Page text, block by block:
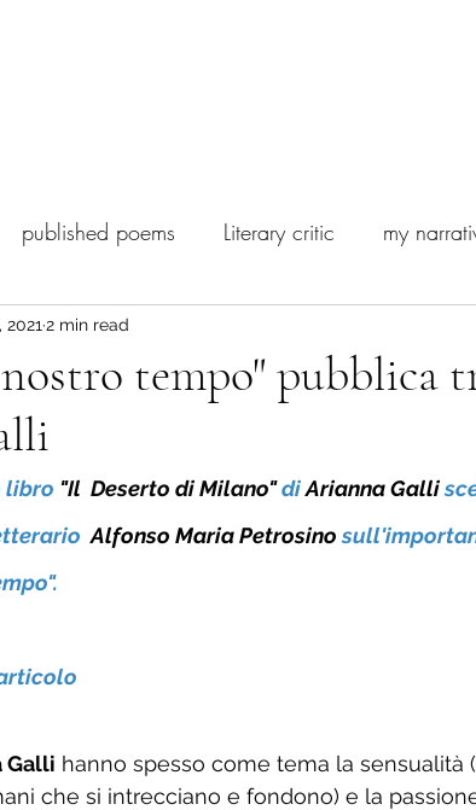
published poems Literary critic my
Satisfiction
tempo" pubblica
2021 2 min read
libro "Il  Deserto di Milano" di Arianna Galli
Alfonso Maria Petrosino
Galli hanno spesso come tema la sensualità
che si intrecciano e fondono) e la